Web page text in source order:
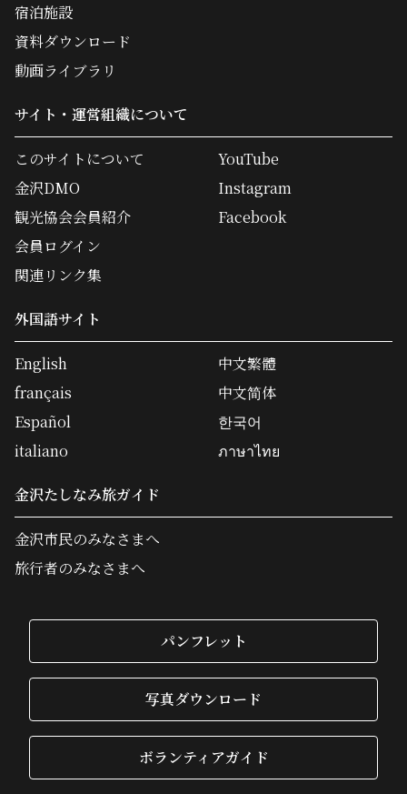
宿泊施設
資料ダウンロード
動画ライブラリ
サイト・運営組織について
このサイトについて
金沢DMO
観光協会会員紹介
会員ログイン
関連リンク集
YouTube
Instagram
Facebook
外国語サイト
English
français
Español
italiano
中文繁體
中文简体
한국어
ภาษาไทย
金沢たしなみ旅ガイド
金沢市民のみなさまへ
旅行者のみなさまへ
パンフレット
写真ダウンロード
ボランティアガイド